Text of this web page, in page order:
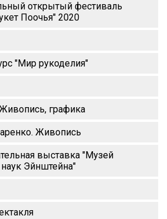
открытый фестиваль
Поочья" 2020
"Мир рукоделия"
графика
Живопись
выставка "Музей
Эйнштейна"